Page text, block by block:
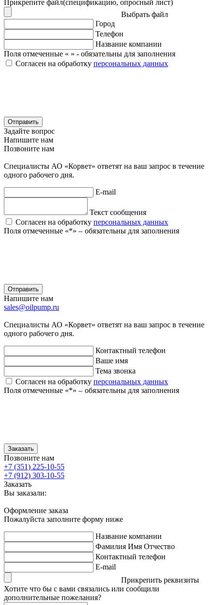
Прикрепите файл(спецификацию, опросный лист)
Выбрать файл
Город
Телефон
Название компании
Поля отмеченные « » - обязательны для заполнения
Согласен на обработку персональных данных
Отправить
Задайте вопрос
Напишите нам
Позвоните нам
Специалисты АО «Корвет» ответят на ваш запрос в течение
одного рабочего дня.
E-mail
Текст сообщения
Согласен на обработку персональных данных
Поля отмеченные «*» ‒ обязательны для заполнения
Отправить
Напишите нам
sales@oilpump.ru
Специалисты АО «Корвет» ответят на ваш запрос в течение
одного рабочего дня.
Контактный телефон
Ваше имя
Тема звонка
Согласен на обработку персональных данных
Поля отмеченные «*» ‒ обязательны для заполнения
Заказать
Позвоните нам
+7 (351) 225-10-55
+7 (912) 303-10-55
Заказать
Вы заказали:
Оформление заказа
Пожалуйста заполните форму ниже
Название компании
Фамилия Имя Отчество
Контактный телефон
E-mail
Прикрепить реквизиты
Хотите что бы с вами связались или сообщили
дополнительные пожелания?